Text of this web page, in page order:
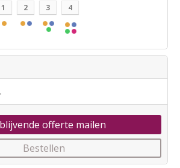
1 2 3 4
offerte mailen
Bestellen